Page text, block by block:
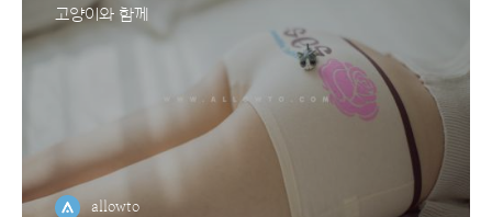
고양이와 함께
allowto